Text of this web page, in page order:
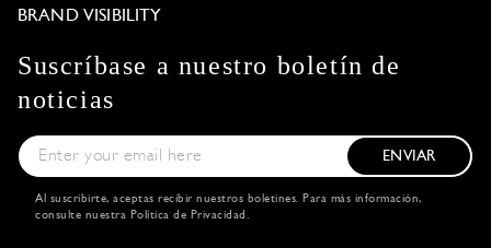
BRAND VISIBILITY
Suscríbase a nuestro boletín de
noticias
ENVIAR
Al suscribirte, aceptas recibir nuestros boletines. Para más información,
consulte nuestra Política de Privacidad .